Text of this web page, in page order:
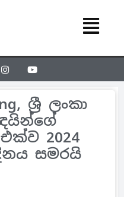
ශ්‍රී ලංකා
2024
සමරයි